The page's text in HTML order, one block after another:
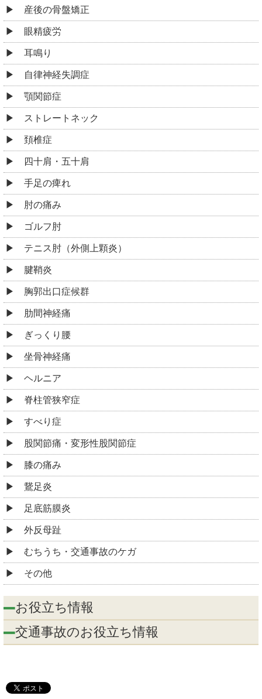
産後の骨盤矯正
眼精疲労
耳鳴り
自律神経失調症
顎関節症
ストレートネック
頚椎症
四十肩・五十肩
手足の痺れ
肘の痛み
ゴルフ肘
テニス肘（外側上顆炎）
腱鞘炎
胸郭出口症候群
肋間神経痛
ぎっくり腰
坐骨神経痛
ヘルニア
脊柱管狭窄症
すべり症
股関節痛・変形性股関節症
膝の痛み
鵞足炎
足底筋膜炎
外反母趾
むちうち・交通事故のケガ
その他
お役立ち情報
交通事故のお役立ち情報